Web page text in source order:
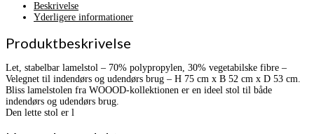
Beskrivelse
Yderligere informationer
Produktbeskrivelse
Let, stabelbar lamelstol – 70% polypropylen, 30% vegetabilske fibre –
Velegnet til indendørs og udendørs brug – H 75 cm x B 52 cm x D 53 cm.
Bliss lamelstolen fra WOOOD-kollektionen er en ideel stol til både
indendørs og udendørs brug.
Den lette stol er l